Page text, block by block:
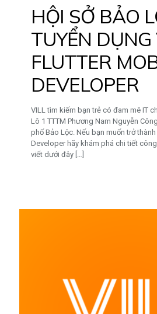
HỘI SỞ BẢO
TUYỂN DỤNG
FLUTTER
DEVELOPER
VILL tìm kiếm bạn trẻ có đam mê IT
Lô 1 TTTM Phương Nam Nguyễn
phố Bảo Lộc. Nếu bạn muốn trở
Developer hãy khám phá chi tiết
viết dưới đây […]